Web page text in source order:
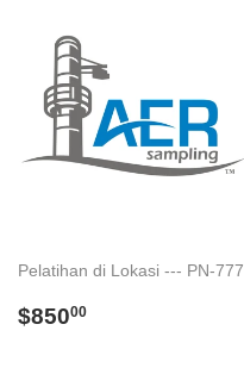
Pelatihan di Lokasi --- PN-777
Regular
$85000